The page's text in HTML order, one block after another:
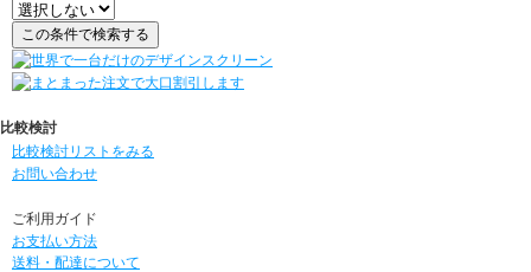
比較検討
比較検討リストをみる
お問い合わせ
ご利用ガイド
お支払い方法
送料・配達について